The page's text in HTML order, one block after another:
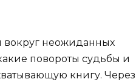
вокруг неожиданных
повороты судьбы и
книгу. Через